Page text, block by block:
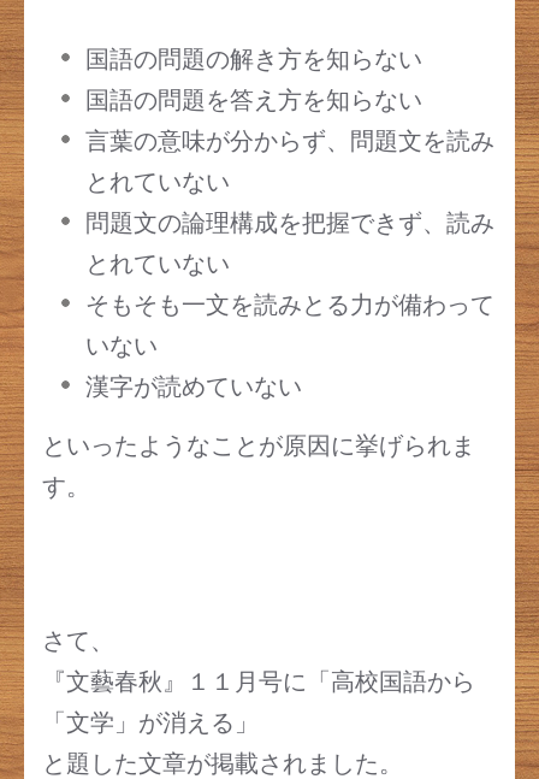
国語の問題の解き方を知らない
国語の問題を答え方を知らない
言葉の意味が分からず、問題文を読み
とれていない
問題文の論理構成を把握できず、読み
とれていない
そもそも一文を読みとる力が備わって
いない
漢字が読めていない
といったようなことが原因に挙げられま
す。
さて、
『文藝春秋』１１月号に「高校国語から
「文学」が消える」
と題した文章が掲載されました。